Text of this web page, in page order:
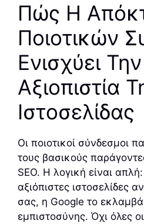
Πώς Η
Ποιοτικών
Ενισχύει Την
Αξιοπιστία
Ιστοσελίδας
Οι ποιοτικοί σύνδεσμοι
τους βασικούς
SEO. Η λογική είναι
αξιόπιστες ιστοσελίδες
σας, η Google το
εμπιστοσύνης. Όχι όλες